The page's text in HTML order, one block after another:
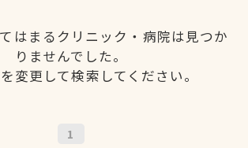
はまるクリニック・病院は見つか
りませんでした。
変更して検索してください。
1